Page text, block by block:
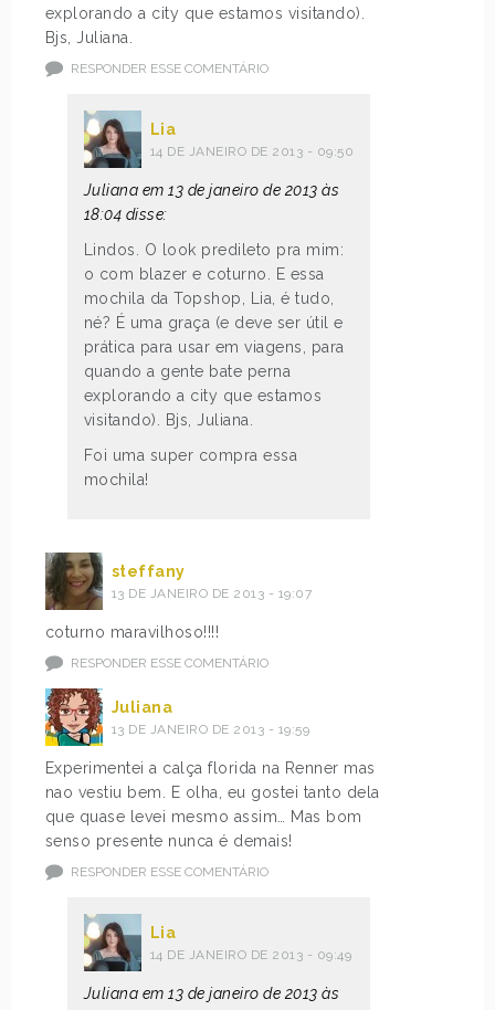
explorando a city que estamos visitando).
Bjs, Juliana.
RESPONDER ESSE COMENTÁRIO
Lia
14 DE JANEIRO DE 2013 - 09:50
Juliana em 13 de janeiro de 2013 às
18:04 disse:
Lindos. O look predileto pra mim:
o com blazer e coturno. E essa
mochila da Topshop, Lia, é tudo,
né? É uma graça (e deve ser útil e
prática para usar em viagens, para
quando a gente bate perna
explorando a city que estamos
visitando). Bjs, Juliana.
Foi uma super compra essa
mochila!
steffany
13 DE JANEIRO DE 2013 - 19:07
coturno maravilhoso!!!!
RESPONDER ESSE COMENTÁRIO
Juliana
13 DE JANEIRO DE 2013 - 19:59
Experimentei a calça florida na Renner mas
nao vestiu bem. E olha, eu gostei tanto dela
que quase levei mesmo assim… Mas bom
senso presente nunca é demais!
RESPONDER ESSE COMENTÁRIO
Lia
14 DE JANEIRO DE 2013 - 09:49
Juliana em 13 de janeiro de 2013 às